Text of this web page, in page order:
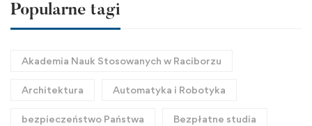
Popularne tagi
Akademia Nauk Stosowanych w Raciborzu
Architektura Automatyka i Robotyka
bezpieczeństwo Państwa Bezpłatne studia